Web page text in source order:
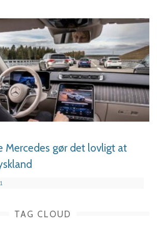
LÆS MERE
Mercedes gør det lovligt at
TAG CLOUD